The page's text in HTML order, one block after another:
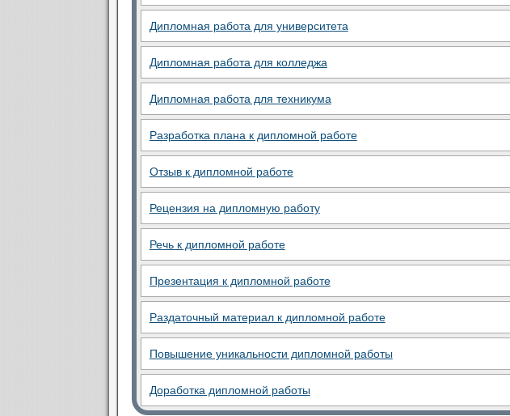
Дипломная работа для университета
Дипломная работа для колледжа
Дипломная работа для техникума
Разработка плана к дипломной работе
Отзыв к дипломной работе
Рецензия на дипломную работу
Речь к дипломной работе
Презентация к дипломной работе
Раздаточный материал к дипломной работе
Повышение уникальности дипломной работы
Доработка дипломной работы